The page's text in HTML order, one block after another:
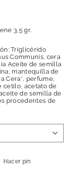
3,5 gr.
Triglicérido
Communis, cera
Aceite de semilla
mantequilla de
Cera*, perfume,
cetilo, acetato de
de semilla de
procedentes de
Hacer pin